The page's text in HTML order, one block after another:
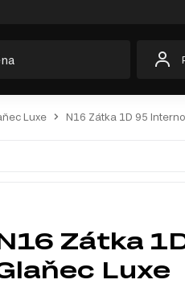
Luxe N16 Zátka 1D 95
Zátka
Luxe